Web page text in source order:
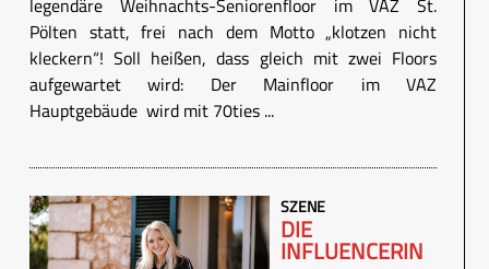
Pölten statt, frei nach dem Motto „klotzen nicht
kleckern“! Soll heißen, dass gleich mit zwei Floors
aufgewartet wird: Der Mainfloor im VAZ
Hauptgebäude wird mit 70ties ...
SZENE
DIE
INFLUENCERIN